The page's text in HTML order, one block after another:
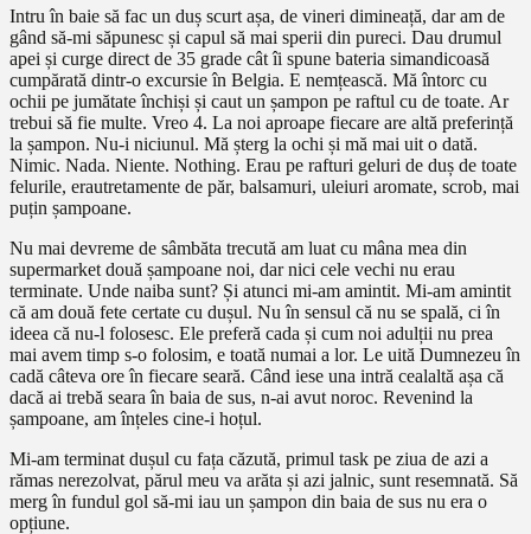
Intru în baie să fac un duș scurt așa, de vineri dimineață, dar am de
gând să-mi săpunesc și capul să mai sperii din pureci. Dau drumul
apei și curge direct de 35 grade cât îi spune bateria simandicoasă
cumpărată dintr-o excursie în Belgia. E nemțească. Mă întorc cu
ochii pe jumătate închiși și caut un șampon pe raftul cu de toate. Ar
trebui să fie multe. Vreo 4. La noi aproape fiecare are altă preferință
la șampon. Nu-i niciunul. Mă șterg la ochi și mă mai uit o dată.
Nimic. Nada. Niente. Nothing. Erau pe rafturi geluri de duș de toate
felurile, erautretamente de păr, balsamuri, uleiuri aromate, scrob, mai
puțin șampoane.
Nu mai devreme de sâmbăta trecută am luat cu mâna mea din
supermarket două șampoane noi, dar nici cele vechi nu erau
terminate. Unde naiba sunt? Și atunci mi-am amintit. Mi-am amintit
că am două fete certate cu dușul. Nu în sensul că nu se spală, ci în
ideea că nu-l folosesc. Ele preferă cada și cum noi adulții nu prea
mai avem timp s-o folosim, e toată numai a lor. Le uită Dumnezeu în
cadă câteva ore în fiecare seară. Când iese una intră cealaltă așa că
dacă ai trebă seara în baia de sus, n-ai avut noroc. Revenind la
șampoane, am înțeles cine-i hoțul.
Mi-am terminat dușul cu fața căzută, primul task pe ziua de azi a
rămas nerezolvat, părul meu va arăta și azi jalnic, sunt resemnată. Să
merg în fundul gol să-mi iau un șampon din baia de sus nu era o
opțiune.